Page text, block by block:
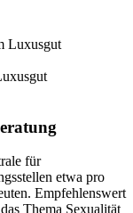
für
etwa pro
Empfehlenswert
Thema Sexualität